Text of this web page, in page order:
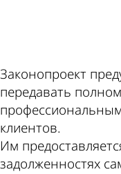
Законопроект
передавать
клиентов.
Им
задолженностях